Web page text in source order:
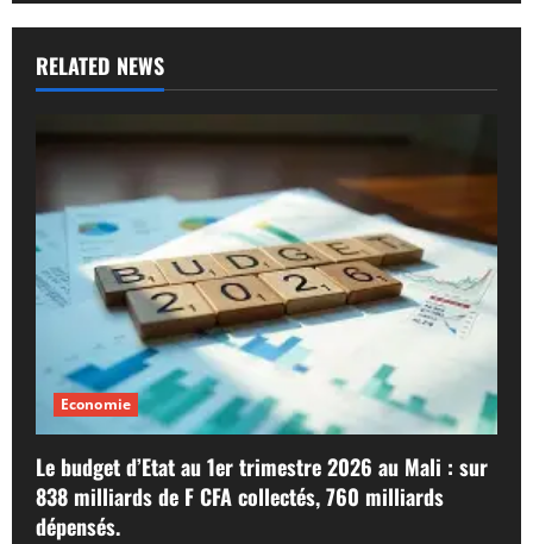
RELATED NEWS
Economie
Le budget d’Etat au 1er trimestre 2026 au Mali : sur
838 milliards de F CFA collectés, 760 milliards
dépensés.